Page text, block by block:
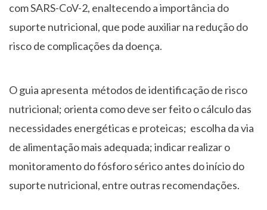
com SARS-CoV-2, enaltecendo a importância do
suporte nutricional, que pode auxiliar na redução do
risco de complicações da doença.
O guia apresenta métodos de identificação de risco
nutricional; orienta como deve ser feito o cálculo das
necessidades energéticas e proteicas; escolha da via
de alimentação mais adequada; indicar realizar o
monitoramento do fósforo sérico antes do início do
suporte nutricional, entre outras recomendações.